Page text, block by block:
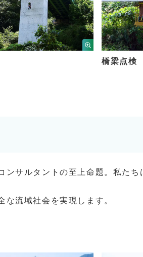
橋梁点検
サルタントの至上命題。私た
流域社会を実現します。